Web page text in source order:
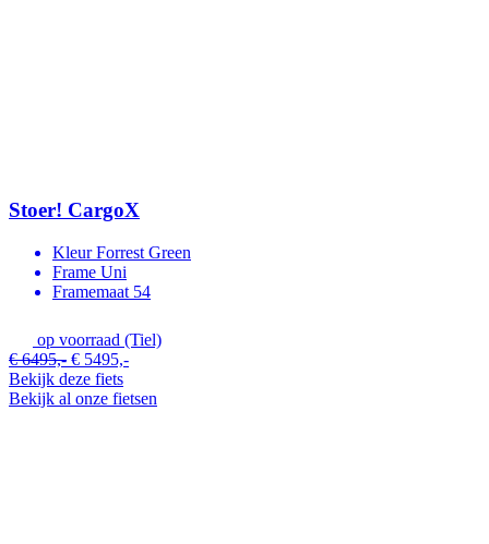
Stoer! CargoX
Kleur Forrest Green
Frame Uni
Framemaat 54
op voorraad (Tiel)
€ 6495,- € 5495,-
Bekijk deze fiets
Bekijk al onze fietsen